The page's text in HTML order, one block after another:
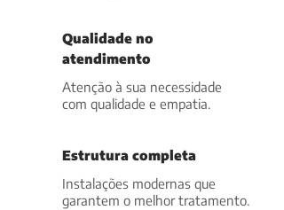
Qualidade no
atendimento
Atenção à sua necessidade
com qualidade e empatia.
Estrutura completa
Instalações modernas que
garantem o melhor tratamento.